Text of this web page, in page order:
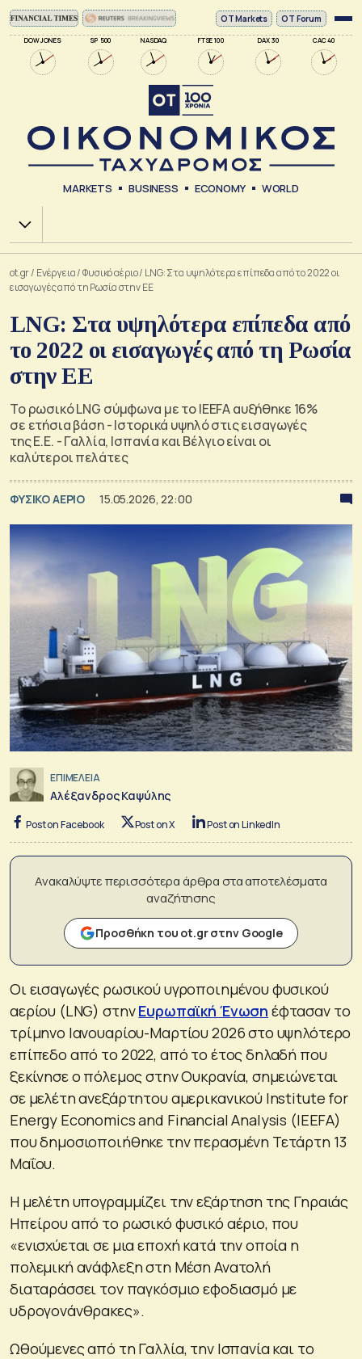
DOW JONES SP 500 NASDAQ FTSE 100 DAX 30 CAC 40
ΟΤ Markets OT Forum
MARKETS BUSINESS ECONOMY WORLD
Χ.Α.
ot.gr/ Ενέργεια/Φυσικό αέριο/ LNG: Στα υψηλότερα επίπεδα από το 2022 οι
εισαγωγές από τη Ρωσία στην ΕΕ
LNG: Στα υψηλότερα επίπεδα από
το 2022 οι εισαγωγές από τη Ρωσία
στην ΕΕ
Το ρωσικό LNG σύμφωνα με το IEEFA αυξήθηκε 16%
σε ετήσια βάση - Ιστορικά υψηλό στις εισαγωγές
της Ε.Ε. - Γαλλία, Ισπανία και Βέλγιο είναι οι
καλύτεροι πελάτες
ΦΥΣΙΚΟ ΑΕΡΙΟ 15.05.2026, 22:00
ΕΠΙΜΕΛΕΙΑ
Αλέξανδρος Καψύλης
Post on Facebook Post on X Post on LinkedIn
Ανακαλύψτε περισσότερα άρθρα στα αποτελέσματα
αναζήτησης
Προσθήκη του ot.gr στην Google
Οι εισαγωγές ρωσικού υγροποιημένου φυσικού
αερίου (LNG) στηνΕυρωπαϊκή Ένωση έφτασαν το
τρίμηνο Ιανουαρίου-Μαρτίου 2026 στο υψηλότερο
επίπεδο από το 2022, από το έτος δηλαδή που
ξεκίνησε ο πόλεμος στην Ουκρανία, σημειώνεται
σε μελέτη ανεξάρτητου αμερικανικού Institute for
Energy Economics and Financial Analysis (IEEFA)
που δημοσιοποιήθηκε την περασμένη Τετάρτη 13
Μαΐου.
Η μελέτη υπογραμμίζει την εξάρτηση της Γηραιάς
Ηπείρου από το ρωσικό φυσικό αέριο, που
«ενισχύεται σε μια εποχή κατά την οποία η
πολεμική ανάφλεξη στη Μέση Ανατολή
διαταράσσει τον παγκόσμιο εφοδιασμό με
υδρογονάνθρακες».
Ωθούμενες από τη Γαλλία, την Ισπανία και το